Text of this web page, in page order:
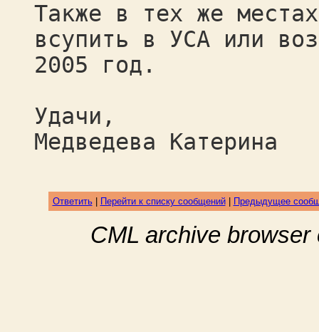
Также в тех же
всупить в УСА или
2005 год.
Удачи,
Медведева Катерина
Ответить| Перейти к списку сообщений| Предыдущее
CML archive